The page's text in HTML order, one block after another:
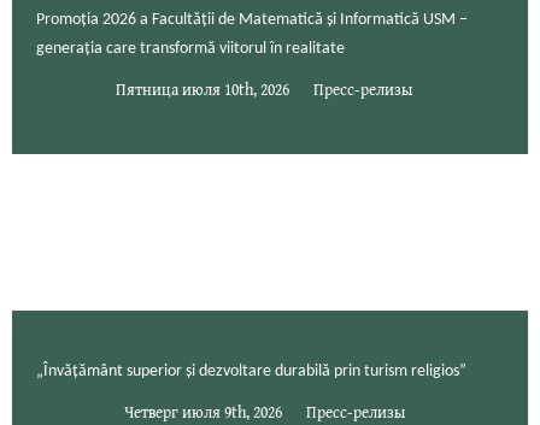
Promoția 2026 a Facultății de Matematică și Informatică USM –
generația care transformă viitorul în realitate
Пятница июля 10th, 2026 Пресс-релизы
„Învățământ superior și dezvoltare durabilă prin turism religios”
Четверг июля 9th, 2026 Пресс-релизы